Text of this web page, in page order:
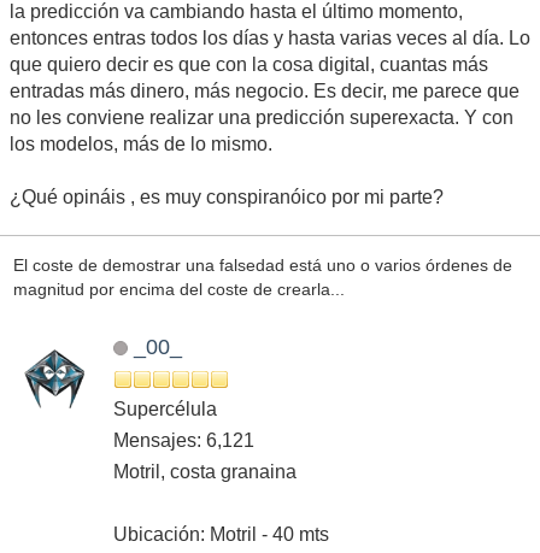
la predicción va cambiando hasta el último momento,
entonces entras todos los días y hasta varias veces al día. Lo
que quiero decir es que con la cosa digital, cuantas más
entradas más dinero, más negocio. Es decir, me parece que
no les conviene realizar una predicción superexacta. Y con
los modelos, más de lo mismo.
¿Qué opináis , es muy conspiranóico por mi parte?
El coste de demostrar una falsedad está uno o varios órdenes de
magnitud por encima del coste de crearla...
_00_
Supercélula
Mensajes: 6,121
Motril, costa granaina
Ubicación: Motril - 40 mts